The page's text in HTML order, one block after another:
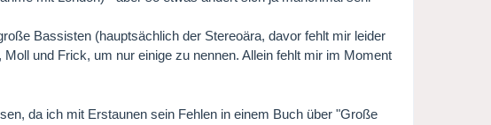
Bassisten (hauptsächlich der Stereoära, davor fehlt mir leider
und Frick, um nur einige zu nennen. Allein fehlt mir im Moment
da ich mit Erstaunen sein Fehlen in einem Buch über "Große